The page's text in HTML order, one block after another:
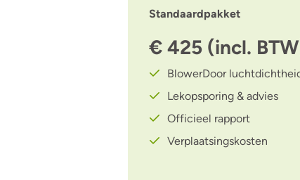
Standaardpakket
€ 425 (incl.
BlowerDoor
Lekopsporing & advies
Officieel rapport
Verplaatsingskosten